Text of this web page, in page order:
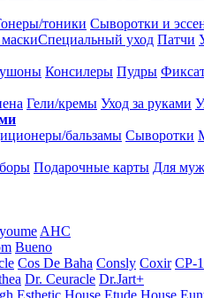
тоники Сыворотки и
Специальный уход Патчи
Консилеры Пудры
Гели/кремы Уход за руками
бальзамы Сыворотки
Подарочные карты Для
AHC
Bueno
Cos De Baha Consly Coxir CP-1
Dr. Ceuracle Dr.Jart+
Esthetic House Etude House